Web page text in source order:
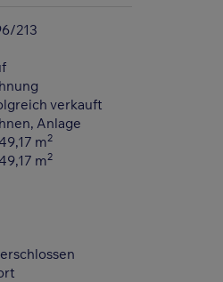
213
verkauft
Anlage
m2
m2